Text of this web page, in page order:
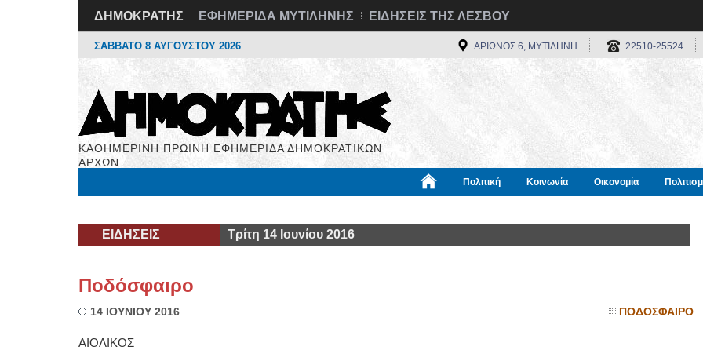
ΔΗΜΟΚΡΑΤΗΣ ΕΦΗΜΕΡΙΔΑ ΜΥΤΙΛΗΝΗΣ ΕΙΔΗΣΕΙΣ ΤΗΣ ΛΕΣΒΟΥ
ΣΑΒΒΑΤΟ 8 ΑΥΓΟΥΣΤΟΥ 2026 ΑΡΙΩΝΟΣ 6, ΜΥΤΙΛΗΝΗ 22510-25524
ΚΑΘΗΜΕΡΙΝΗ ΠΡΩΙΝΗ ΕΦΗΜΕΡΙΔΑ ΔΗΜΟΚΡΑΤΙΚΩΝ
ΑΡΧΩΝ
Πολιτική Κοινωνία Οικονομία
ΕΙΔΗΣΕΙΣ Τρίτη 14 Ιουνίου 2016
Ποδόσφαιρο
14 ΙΟΥΝΙΟΥ 2016 ΠΟΔΟΣΦΑΙΡΟ
ΑΙΟΛΙΚΟΣ